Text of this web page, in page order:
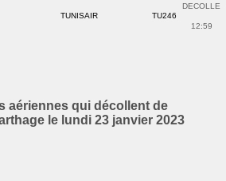
TUNISAIR TU246
DECOLLE
12:59
aériennes qui décollent de
le lundi 23 janvier 2023